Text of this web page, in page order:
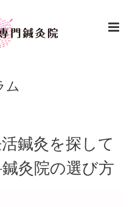
ム
鍼灸を探して
灸院の選び方